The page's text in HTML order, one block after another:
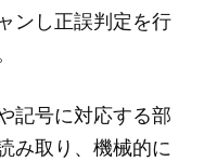
ンし正誤判定を行
記号に対応する部
み取り、機械的に